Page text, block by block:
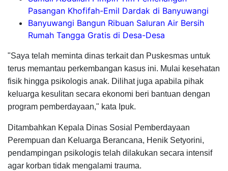
Pasangan Khofifah-Emil Dardak di Banyuwangi
Banyuwangi Bangun Ribuan Saluran Air Bersih
Rumah Tangga Gratis di Desa-Desa
"Saya telah meminta dinas terkait dan Puskesmas untuk
terus memantau perkembangan kasus ini. Mulai kesehatan
fisik hingga psikologis anak. Dilihat juga apabila pihak
keluarga kesulitan secara ekonomi beri bantuan dengan
program pemberdayaan," kata Ipuk.
Ditambahkan Kepala Dinas Sosial Pemberdayaan
Perempuan dan Keluarga Berancana, Henik Setyorini,
pendampingan psikologis telah dilakukan secara intensif
agar korban tidak mengalami trauma.